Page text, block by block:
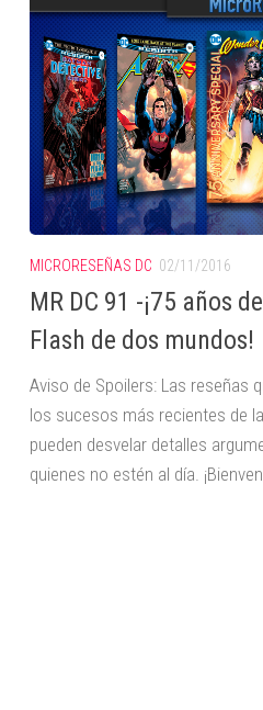
MICRORESEÑAS DC 02/11/2016
MR DC 91 -¡75 años
Flash de dos mundos!
Aviso de Spoilers: Las reseñas
los sucesos más recientes de
pueden desvelar detalles
quienes no estén al día.